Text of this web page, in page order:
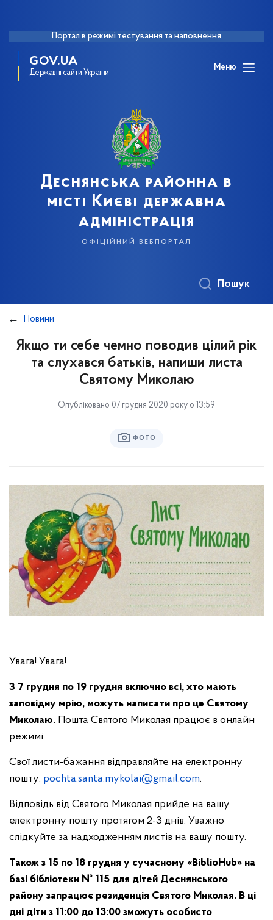
Портал в режимі тестування та наповнення
GOV.UA
Державні сайти України
Меню
Деснянська районна в
місті Києві державна
адміністрація
офіційний вебпортал
Пошук
Новини
Якщо ти себе чемно поводив цілий рік
та слухався батьків, напиши листа
Святому Миколаю
Опубліковано 07 грудня 2020 року о 13:59
ФОТО
Увага! Увага!
З 7 грудня по 19 грудня включно всі, хто мають
заповідну мрію, можуть написати про це Святому
Миколаю. Пошта Святого Миколая працює в онлайн
режимі.
Свої листи-бажання відправляйте на електронну
пошту: pochta.santa.mykolai@gmail.com.
Відповідь від Святого Миколая прийде на вашу
електронну пошту протягом 2-3 днів. Уважно
слідкуйте за надходженням листів на вашу пошту.
Також з 15 по 18 грудня у сучасному «BiblioHub» на
базі бібліотеки № 115 для дітей Деснянського
району запрацює резиденція Святого Миколая. В ці
дні діти з 11 :00 до 13:00 зможуть особисто